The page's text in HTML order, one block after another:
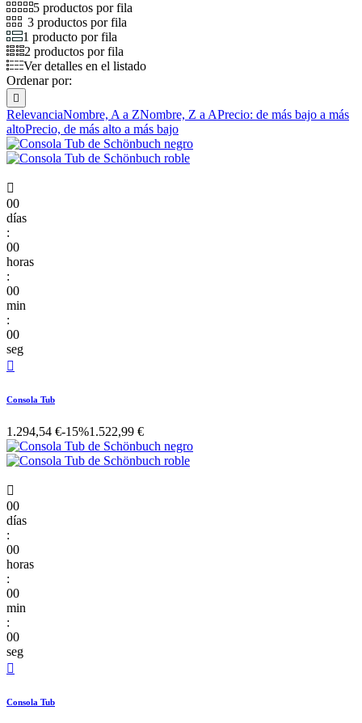
5 productos por fila
3 productos por fila
1 producto por fila
2 productos por fila
Ver detalles en el listado
Ordenar por:

RelevanciaNombre, A a ZNombre, Z a APrecio: de más bajo a más
altoPrecio, de más alto a más bajo

00
días
:
00
horas
:
00
min
:
00
seg

Consola Tub
1.294,54 €-15%1.522,99 €

00
días
:
00
horas
:
00
min
:
00
seg

Consola Tub